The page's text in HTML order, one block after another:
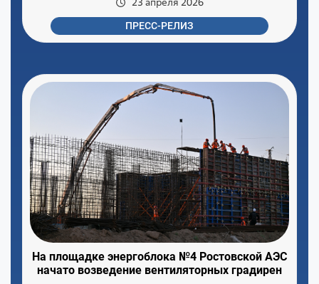
ПРЕСС-РЕЛИЗ
На площадке энергоблока №4 Ростовской АЭС
начато возведение вентиляторных градирен